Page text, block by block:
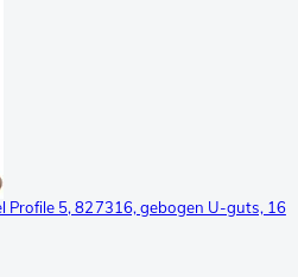
Profile 5, 827316, gebogen U-guts, 16